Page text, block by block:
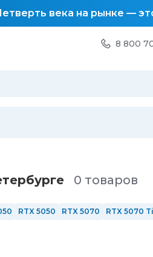
века на рынке —
8 800
0 товаров
RTX 5050 RTX 5070 RTX 5070 Ti